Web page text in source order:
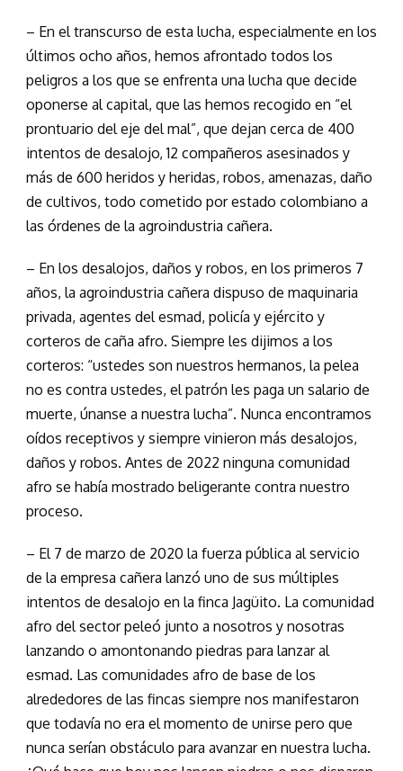
– En el transcurso de esta lucha, especialmente en los
últimos ocho años, hemos afrontado todos los
peligros a los que se enfrenta una lucha que decide
oponerse al capital, que las hemos recogido en “el
prontuario del eje del mal”, que dejan cerca de 400
intentos de desalojo, 12 compañeros asesinados y
más de 600 heridos y heridas, robos, amenazas, daño
de cultivos, todo cometido por estado colombiano a
las órdenes de la agroindustria cañera.
– En los desalojos, daños y robos, en los primeros 7
años, la agroindustria cañera dispuso de maquinaria
privada, agentes del esmad, policía y ejército y
corteros de caña afro. Siempre les dijimos a los
corteros: “ustedes son nuestros hermanos, la pelea
no es contra ustedes, el patrón les paga un salario de
muerte, únanse a nuestra lucha”. Nunca encontramos
oídos receptivos y siempre vinieron más desalojos,
daños y robos. Antes de 2022 ninguna comunidad
afro se había mostrado beligerante contra nuestro
proceso.
– El 7 de marzo de 2020 la fuerza pública al servicio
de la empresa cañera lanzó uno de sus múltiples
intentos de desalojo en la finca Jagüito. La comunidad
afro del sector peleó junto a nosotros y nosotras
lanzando o amontonando piedras para lanzar al
esmad. Las comunidades afro de base de los
alrededores de las fincas siempre nos manifestaron
que todavía no era el momento de unirse pero que
nunca serían obstáculo para avanzar en nuestra lucha.